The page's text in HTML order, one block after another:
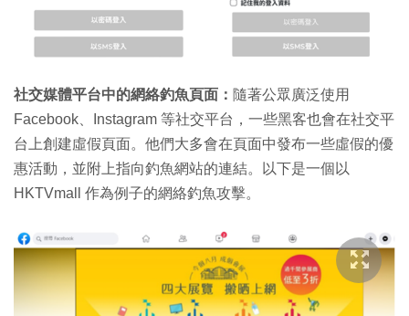
社交媒體平台中的網絡釣魚頁面： 隨著公眾廣泛使用
Facebook、Instagram 等社交平台，一些黑客也會在社交平
台上創建虛假頁面。他們大多會在頁面中發布一些虛假的優
惠活動，並附上指向釣魚網站的連結。以下是一個以
HKTVmall 作為例子的網絡釣魚攻擊。